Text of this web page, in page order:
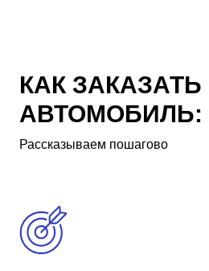
КАК ЗАКАЗАТЬ
АВТОМОБИЛЬ:
Рассказываем пошагово